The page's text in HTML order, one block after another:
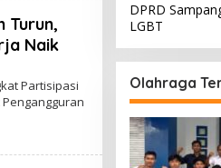
Turun,
Naik
Partisipasi
Pengangguran
DPRD
LGBT
Olahraga